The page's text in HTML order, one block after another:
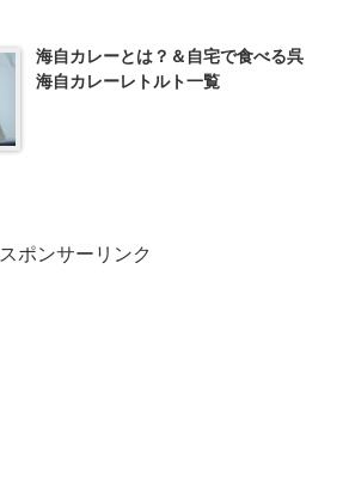
海自カレーとは？＆自宅で食べる呉
海自カレーレトルト一覧
スポンサーリンク